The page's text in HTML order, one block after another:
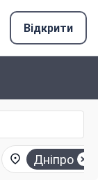
Відкрити
Дніпро